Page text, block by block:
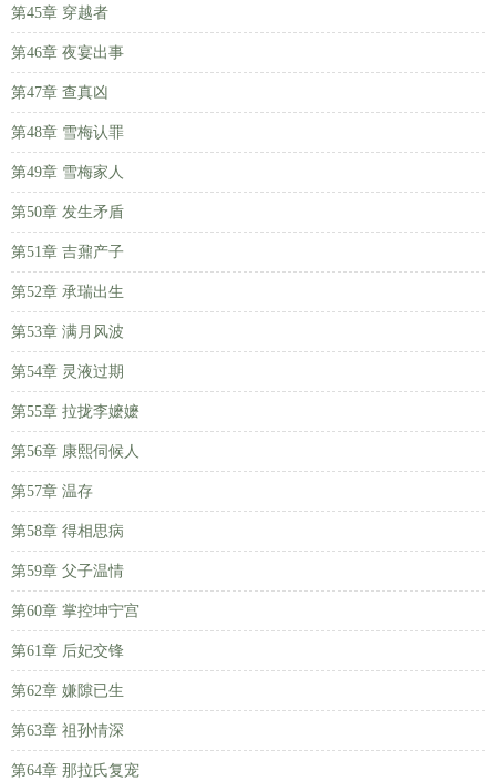
第45章 穿越者
第46章 夜宴出事
第47章 查真凶
第48章 雪梅认罪
第49章 雪梅家人
第50章 发生矛盾
第51章 吉鼐产子
第52章 承瑞出生
第53章 满月风波
第54章 灵液过期
第55章 拉拢李嬷嬷
第56章 康熙伺候人
第57章 温存
第58章 得相思病
第59章 父子温情
第60章 掌控坤宁宫
第61章 后妃交锋
第62章 嫌隙已生
第63章 祖孙情深
第64章 那拉氏复宠